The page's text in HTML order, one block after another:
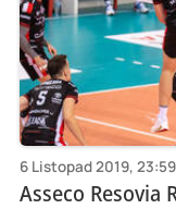
6 Listopad 2019, 23:59
Asseco Resovia